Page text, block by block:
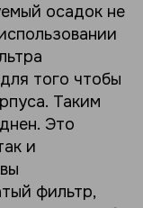
осадок не
того чтобы
Таким
Это
и
фильтр,